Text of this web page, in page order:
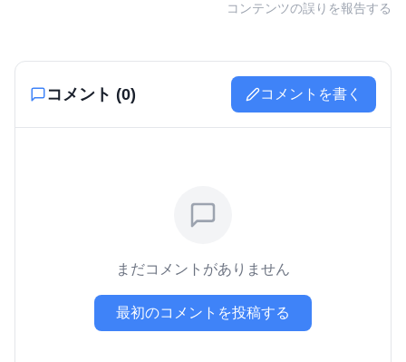
コンテンツの誤りを報告する
コメント (0) コメントを書く
まだコメントがありません
最初のコメントを投稿する